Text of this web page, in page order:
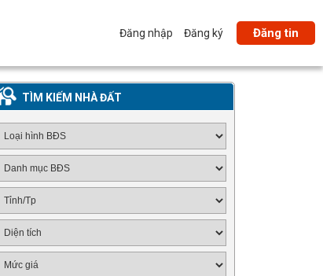
Đăng nhập Đăng ký Đăng tin
TÌM KIẾM NHÀ ĐẤT